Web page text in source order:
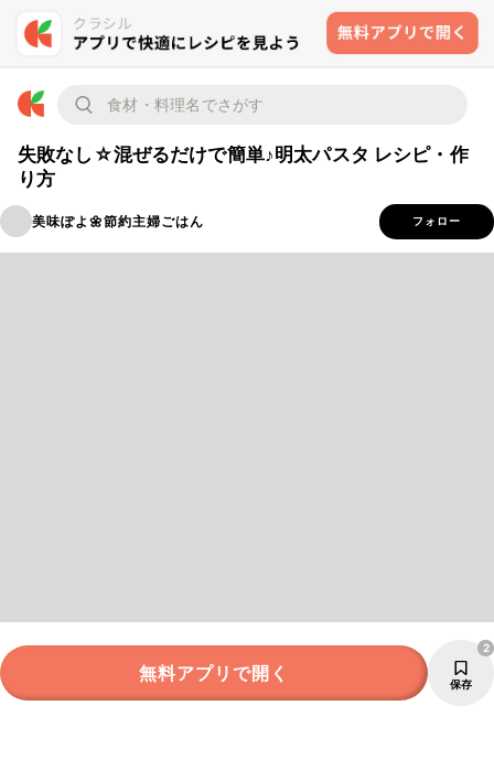
失敗なし☆混ぜるだけで簡単♪明太パスタ レシピ・作
り方
美味ぽよ🌼節約主婦ごはん フォロー
無料アプリで開く 保存
2